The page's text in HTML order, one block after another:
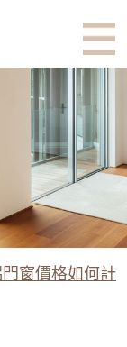
窗價格如何計